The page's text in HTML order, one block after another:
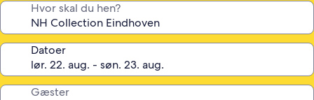
Hvor skal du hen?
Datoer
Gæster